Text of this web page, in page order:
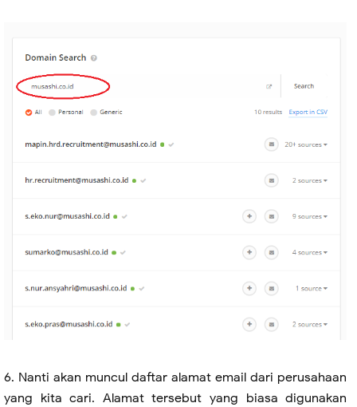
6. Nanti akan muncul daftar alamat email dari perusahaan
yang kita cari. Alamat tersebut yang biasa digunakan